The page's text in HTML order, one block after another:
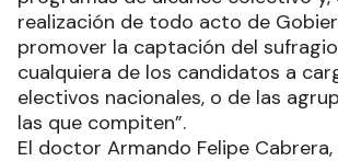
realización de todo acto de
promover la captación del
cualquiera de los candidatos a
electivos nacionales, o de las
las que compiten”.
El doctor Armando Felipe